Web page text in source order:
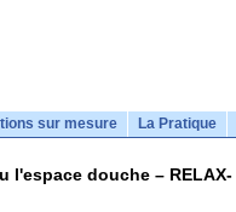
sur mesure La Pratique
l'espace douche – RELAX-